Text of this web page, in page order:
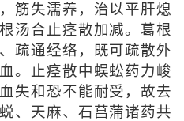
筋失濡养，治以平肝熄
汤合止痉散加减。葛根
疏通经络，既可疏散外
。止痉散中蜈蚣药力峻
失和恐不能耐受，故去
、天麻、石菖蒲诸药共